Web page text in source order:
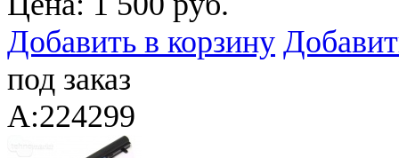
Добавить в корзину
под заказ
A:224299